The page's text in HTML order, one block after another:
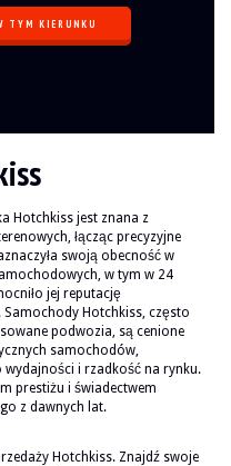
TYM KIERUNKU
Hotchkiss jest znana z
łącząc precyzyjne
swoją obecność w
w tym w 24
jej reputację
Hotchkiss, często
podwozia, są cenione
samochodów,
i rzadkość na rynku.
prestiżu i świadectwem
z dawnych lat.
Hotchkiss. Znajdź swoje